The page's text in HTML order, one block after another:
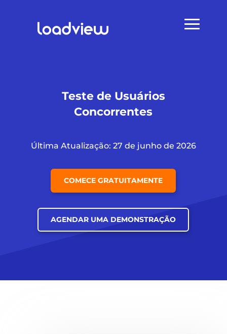
Teste de Usuários
Concorrentes
Última Atualização: 27 de junho de 2026
COMECE GRATUITAMENTE
AGENDAR UMA DEMONSTRAÇÃO